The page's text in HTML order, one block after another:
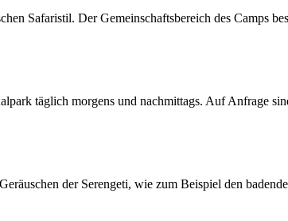
Safaristil. Der Gemeinschaftsbereich des Camps
täglich morgens und nachmittags. Auf Anfrage
der Serengeti, wie zum Beispiel den